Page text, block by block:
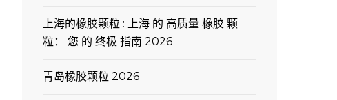
上海的橡胶颗粒 : 上海 的 高质量 橡胶 颗
粒： 您 的 终极 指南 2026
青岛橡胶颗粒 2026